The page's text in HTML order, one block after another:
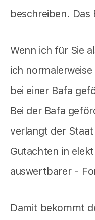
beschreiben. Das
Wenn ich für Sie
ich
bei einer Bafa
Bei der Bafa
verlangt der
Gutachten in
auswertbarer -
Damit bekommt